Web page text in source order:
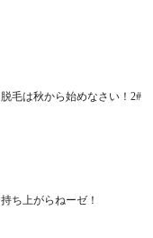
脱毛は秋から始めなさい！2#
持ち上がらねーゼ！